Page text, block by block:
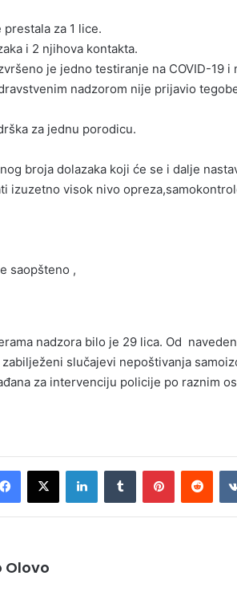
za 1 lice.
i 2 njihova kontakta.
je jedno testiranje na COVID-19 i
nadzorom nije prijavio
za jednu porodicu.
broja dolazaka koji će se i dalje
izuzetno visok nivo
saopšteno ,
nadzora bilo je 29 lica. Od
slučajevi nepoštivanja
za intervenciju policije po raznim
Facebook
X LinkedInTumblr Pinterest
Olovo